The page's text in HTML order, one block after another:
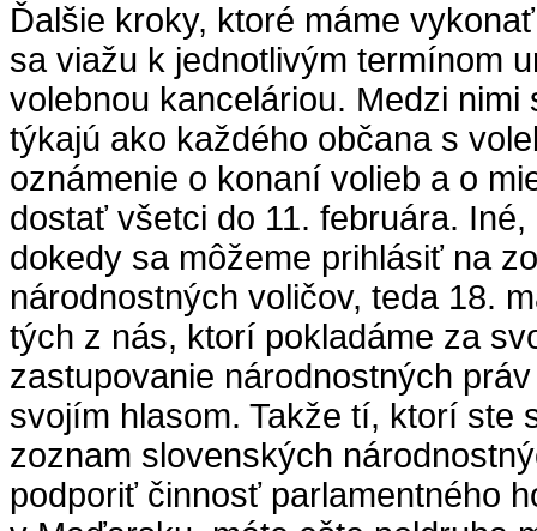
Ďalšie kroky, ktoré máme
sa viažu k jednotlivým termínom
volebnou kanceláriou. Medzi
týkajú ako každého občana s
oznámenie o konaní volieb a o
dostať všetci do 11. februára.
dokedy sa môžeme prihlásiť na
národnostných voličov, teda 18.
tých z nás, ktorí pokladáme za
zastupovanie národnostných
svojím hlasom. Takže tí, ktorí ste
zoznam slovenských
podporiť činnosť parlamentného